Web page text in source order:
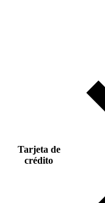
Tarjeta de
crédito